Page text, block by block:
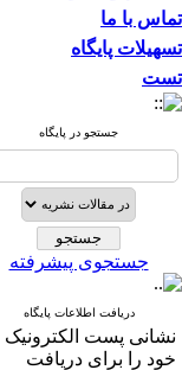
تماس با ما
تسهیلات پایگاه
تست
جستجو در پایگاه
جستجوی پیشرفته
دریافت اطلاعات پایگاه
نشانی پست الکترونیک
خود را برای دریافت